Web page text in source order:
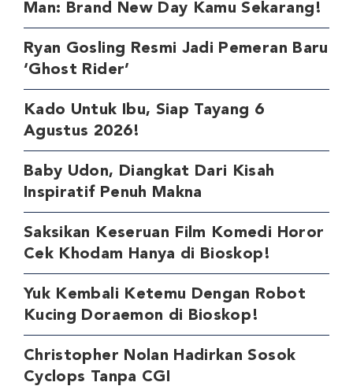
Man: Brand New Day Kamu Sekarang!
Ryan Gosling Resmi Jadi Pemeran Baru
‘Ghost Rider’
Kado Untuk Ibu, Siap Tayang 6
Agustus 2026!
Baby Udon, Diangkat Dari Kisah
Inspiratif Penuh Makna
Saksikan Keseruan Film Komedi Horor
Cek Khodam Hanya di Bioskop!
Yuk Kembali Ketemu Dengan Robot
Kucing Doraemon di Bioskop!
Christopher Nolan Hadirkan Sosok
Cyclops Tanpa CGI